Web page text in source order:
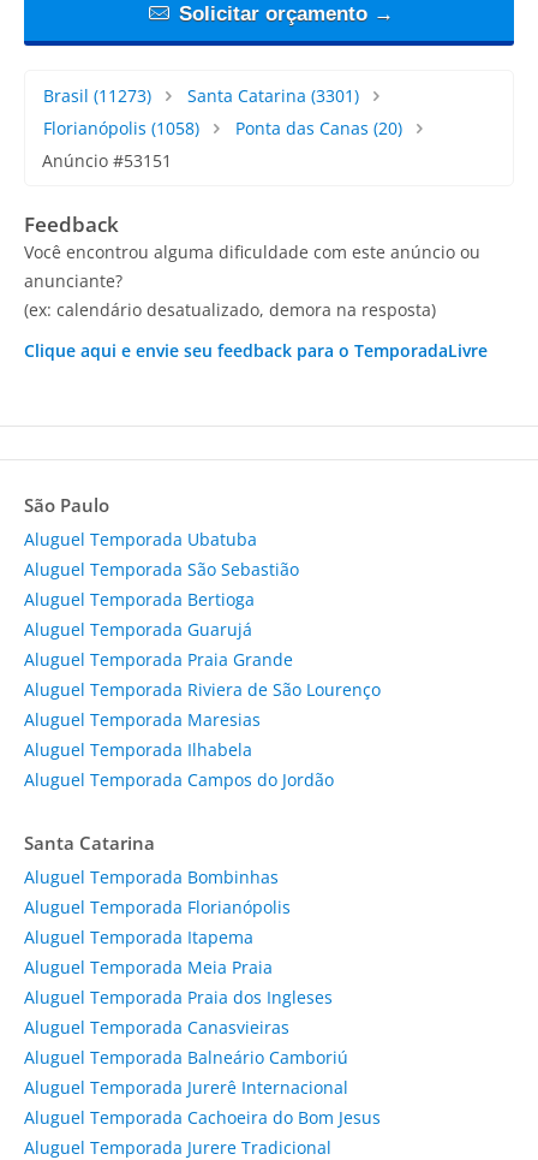
Solicitar orçamento →
Brasil (11273) Santa Catarina (3301)
Florianópolis (1058) Ponta das Canas (20)
Anúncio #53151
Feedback
Você encontrou alguma dificuldade com este anúncio ou
anunciante?
(ex: calendário desatualizado, demora na resposta)
Clique aqui e envie seu feedback para o TemporadaLivre
São Paulo
Aluguel Temporada Ubatuba
Aluguel Temporada São Sebastião
Aluguel Temporada Bertioga
Aluguel Temporada Guarujá
Aluguel Temporada Praia Grande
Aluguel Temporada Riviera de São Lourenço
Aluguel Temporada Maresias
Aluguel Temporada Ilhabela
Aluguel Temporada Campos do Jordão
Santa Catarina
Aluguel Temporada Bombinhas
Aluguel Temporada Florianópolis
Aluguel Temporada Itapema
Aluguel Temporada Meia Praia
Aluguel Temporada Praia dos Ingleses
Aluguel Temporada Canasvieiras
Aluguel Temporada Balneário Camboriú
Aluguel Temporada Jurerê Internacional
Aluguel Temporada Cachoeira do Bom Jesus
Aluguel Temporada Jurere Tradicional